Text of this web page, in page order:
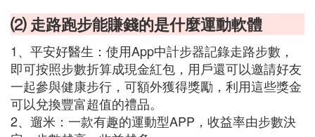
⑵ 走路跑步能賺錢的是什麼運動軟體
1、平安好醫生：使用App中計步器記錄走路步數，
即可按照步數折算成現金紅包，用戶還可以邀請好友
一起參與健康步行，可額外獲得獎勵，利用這些獎金
可以兌換豐富超值的禮品。
2、遛米：一款有趣的運動型APP，收益率由步數決